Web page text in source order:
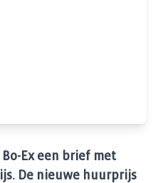
Ex een brief met
De nieuwe huurprijs